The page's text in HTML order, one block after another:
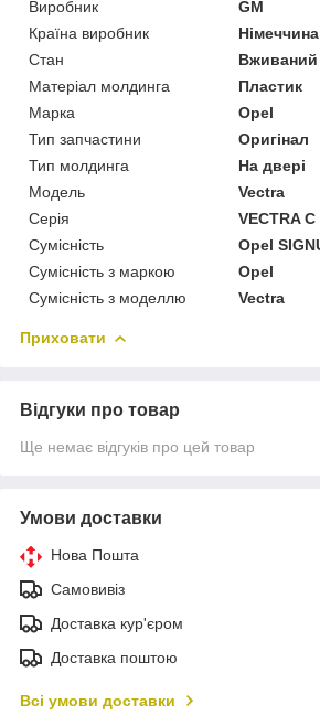
Виробник
GM
Країна виробник
Німеччина
Стан
Вживаний
Матеріал молдинга
Пластик
Марка
Opel
Тип запчастини
Оригінал
Тип молдинга
На двері
Модель
Vectra
Серія
VECTRA C
Сумісність
Opel
Сумісність з маркою
Opel
Сумісність з моделлю
Vectra
Приховати
Відгуки про товар
Ще немає відгуків про цей товар
Умови доставки
Нова Пошта
Самовивіз
Доставка кур'єром
Доставка поштою
Всі умови доставки